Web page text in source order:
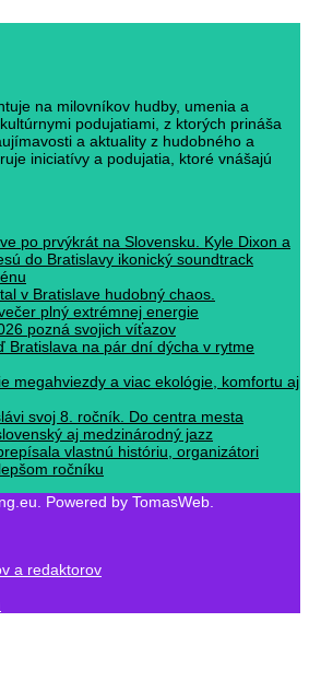
na milovníkov hudby, umenia a
podujatiami, z ktorých prináša
a aktuality z hudobného a
iniciatívy a podujatia, ktoré vnášajú
po prvýkrát na Slovensku. Kyle Dixon a
do Bratislavy ikonický soundtrack
v Bratislave hudobný chaos.
plný extrémnej energie
pozná svojich víťazov
Bratislava na pár dní dýcha v rytme
megahviezdy a viac ekológie, komfortu aj
svoj 8. ročník. Do centra mesta
aj medzinárodný jazz
vlastnú históriu, organizátori
ročníku
Powered by TomasWeb.
a redaktorov